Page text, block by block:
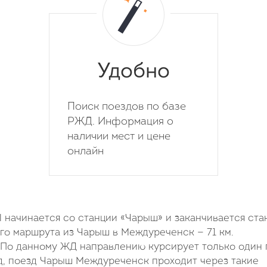
Удобно
Поиск поездов по базе
РЖД. Информация о
наличии мест и цене
онлайн
со станции «Чарыш» и заканчивается
маршрута из Чарыш в Междуреченск — 71 км.
данному ЖД направлению курсирует только один
Чарыш Междуреченск проходит через такие